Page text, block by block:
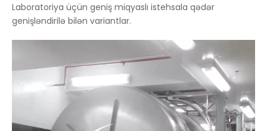
Laboratoriya üçün geniş miqyaslı istehsala qədər
genişləndirilə bilən variantlar.